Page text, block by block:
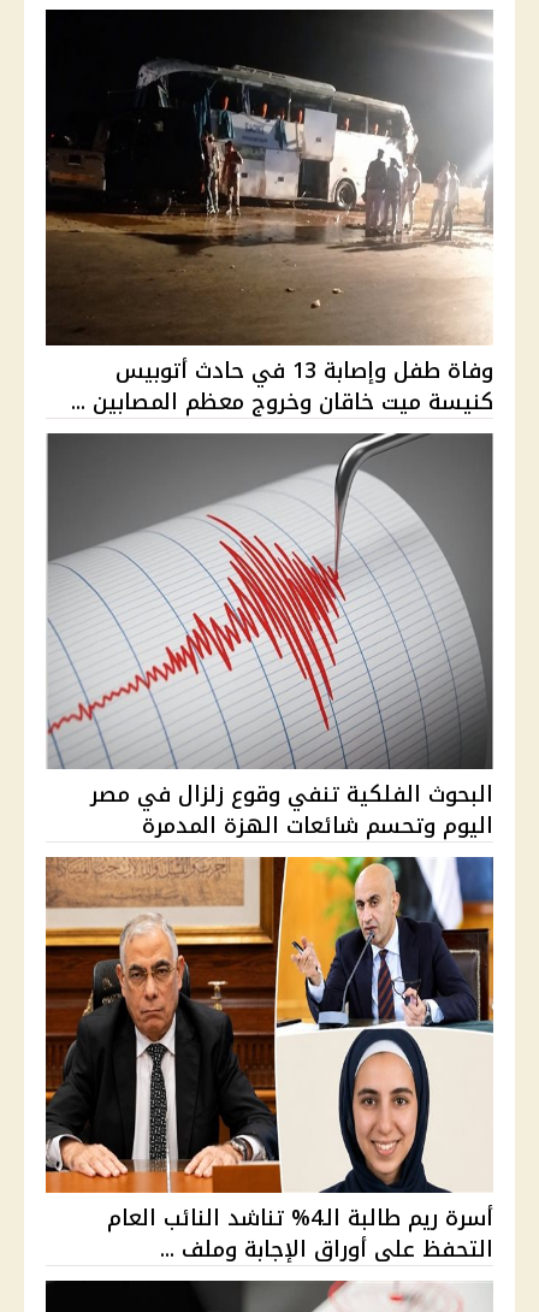
وفاة طفل وإصابة 13 في حادث أتوبيس
كنيسة ميت خاقان وخروج معظم المصابين ...
البحوث الفلكية تنفي وقوع زلزال في مصر
اليوم وتحسم شائعات الهزة المدمرة
أسرة ريم طالبة الـ4% تناشد النائب العام
التحفظ على أوراق الإجابة وملف ...